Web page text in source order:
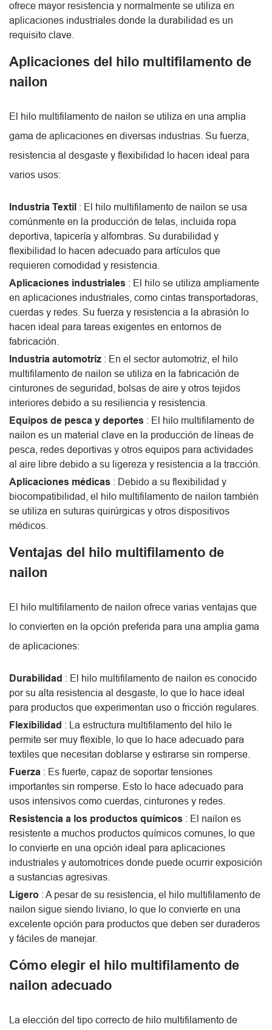
ofrece mayor resistencia y normalmente se utiliza en
aplicaciones industriales donde la durabilidad es un
requisito clave.
Aplicaciones del hilo multifilamento de
nailon
El hilo multifilamento de nailon se utiliza en una amplia
gama de aplicaciones en diversas industrias. Su fuerza,
resistencia al desgaste y flexibilidad lo hacen ideal para
varios usos:
Industria Textil : El hilo multifilamento de nailon se usa
comúnmente en la producción de telas, incluida ropa
deportiva, tapicería y alfombras. Su durabilidad y
flexibilidad lo hacen adecuado para artículos que
requieren comodidad y resistencia.
Aplicaciones industriales : El hilo se utiliza ampliamente
en aplicaciones industriales, como cintas transportadoras,
cuerdas y redes. Su fuerza y ​​resistencia a la abrasión lo
hacen ideal para tareas exigentes en entornos de
fabricación.
Industria automotriz : En el sector automotriz, el hilo
multifilamento de nailon se utiliza en la fabricación de
cinturones de seguridad, bolsas de aire y otros tejidos
interiores debido a su resiliencia y resistencia.
Equipos de pesca y deportes : El hilo multifilamento de
nailon es un material clave en la producción de líneas de
pesca, redes deportivas y otros equipos para actividades
al aire libre debido a su ligereza y resistencia a la tracción.
Aplicaciones médicas : Debido a su flexibilidad y
biocompatibilidad, el hilo multifilamento de nailon también
se utiliza en suturas quirúrgicas y otros dispositivos
médicos.
Ventajas del hilo multifilamento de
nailon
El hilo multifilamento de nailon ofrece varias ventajas que
lo convierten en la opción preferida para una amplia gama
de aplicaciones:
Durabilidad : El hilo multifilamento de nailon es conocido
por su alta resistencia al desgaste, lo que lo hace ideal
para productos que experimentan uso o fricción regulares.
Flexibilidad : La estructura multifilamento del hilo le
permite ser muy flexible, lo que lo hace adecuado para
textiles que necesitan doblarse y estirarse sin romperse.
Fuerza : Es fuerte, capaz de soportar tensiones
importantes sin romperse. Esto lo hace adecuado para
usos intensivos como cuerdas, cinturones y redes.
Resistencia a los productos químicos : El nailon es
resistente a muchos productos químicos comunes, lo que
lo convierte en una opción ideal para aplicaciones
industriales y automotrices donde puede ocurrir exposición
a sustancias agresivas.
Ligero : A pesar de su resistencia, el hilo multifilamento de
nailon sigue siendo liviano, lo que lo convierte en una
excelente opción para productos que deben ser duraderos
y fáciles de manejar.
Cómo elegir el hilo multifilamento de
nailon adecuado
La elección del tipo correcto de hilo multifilamento de